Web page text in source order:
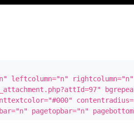
leftcolumn="n"
pagetopbar="n"